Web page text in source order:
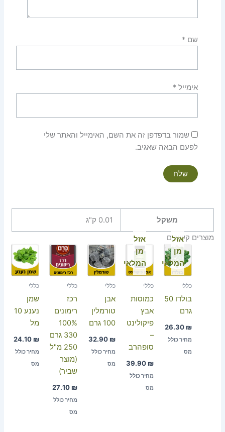
שם *
אימייל *
שמור בדפדפן זה את השם, האימייל והאתר שלי
לפעם הבאה שאגיב.
משקל
0.01 ק"ג
מוצרים קשורים
אזל
מן
המלאי
כללי
בולדו 50
גרם
26.30 ₪
מחיר כולל
מס
אזל
מן
המלאי
כללי
כמוסות
אבץ
פיקולינט
–
סופהרב
39.90 ₪
מחיר כולל
מס
כללי
אבן
טורמלין
100 גרם
32.90 ₪
מחיר כולל
מס
כללי
רכז
רימונים
100%
330 גרם
250 מ"ל
(מוצר
שביר)
27.10 ₪
מחיר כולל
מס
כללי
שמן
נענע 10
מל
24.10 ₪
מחיר כולל
מס